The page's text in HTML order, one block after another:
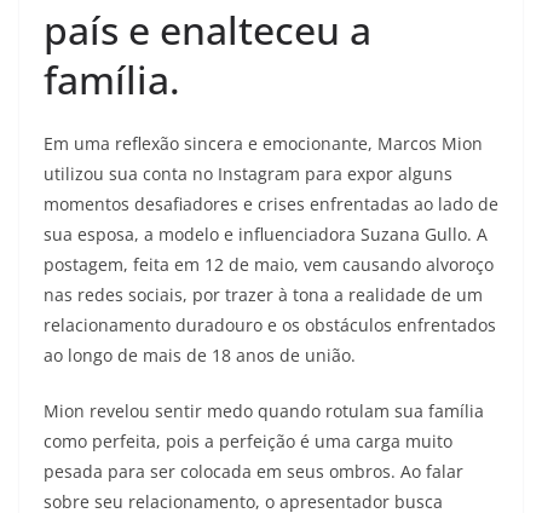
país e enalteceu a
família.
Em uma reflexão sincera e emocionante, Marcos Mion
utilizou sua conta no Instagram para expor alguns
momentos desafiadores e crises enfrentadas ao lado de
sua esposa, a modelo e influenciadora Suzana Gullo. A
postagem, feita em 12 de maio, vem causando alvoroço
nas redes sociais, por trazer à tona a realidade de um
relacionamento duradouro e os obstáculos enfrentados
ao longo de mais de 18 anos de união.
Mion revelou sentir medo quando rotulam sua família
como perfeita, pois a perfeição é uma carga muito
pesada para ser colocada em seus ombros. Ao falar
sobre seu relacionamento, o apresentador busca